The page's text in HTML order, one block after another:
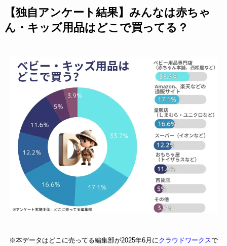
【独自アンケート結果】みんなは赤ちゃ
ん・キッズ用品はどこで買ってる？
※本データはどこに売ってる編集部が2025年6月にクラウドワークスで